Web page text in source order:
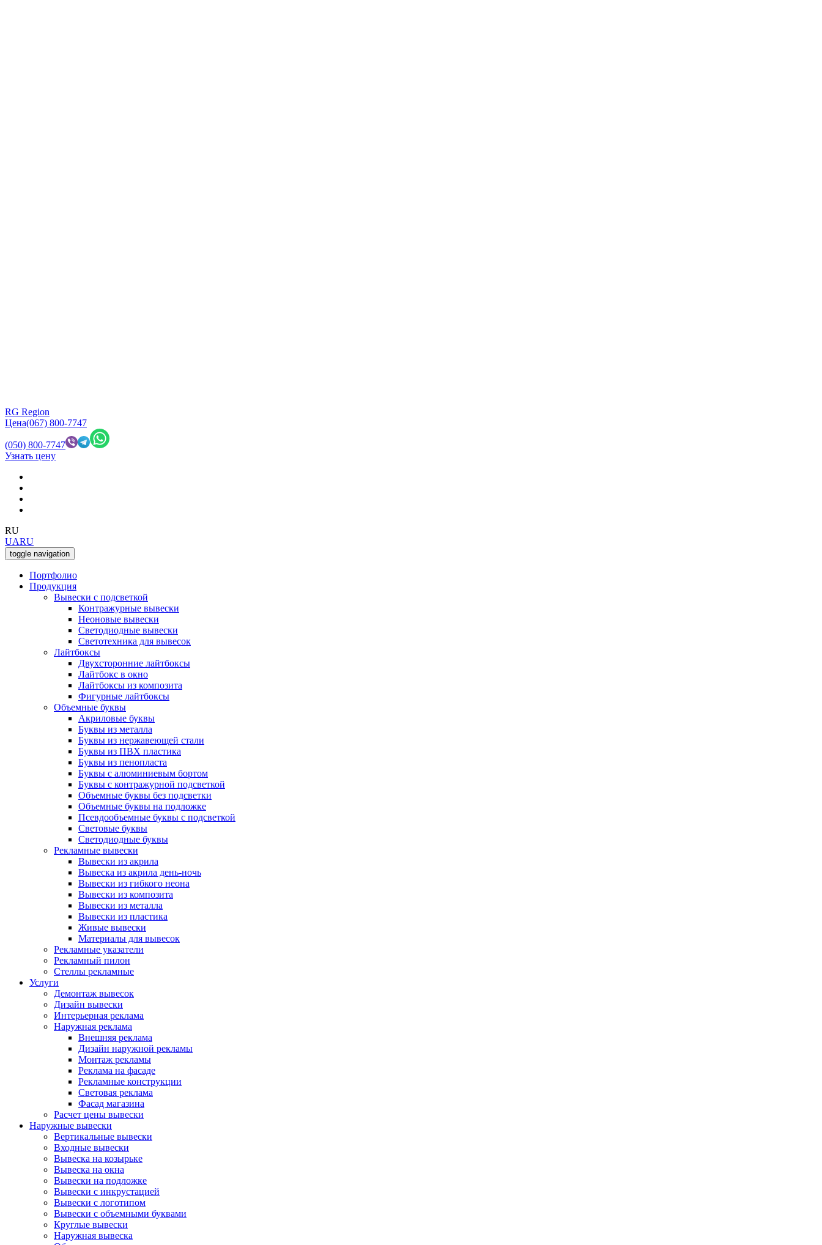
RG Region
Цена(067) 800-7747
(050) 800-7747
Узнать цену
RU
UARU
toggle navigation
Портфолио
Продукция
Вывески с подсветкой
Контражурные вывески
Неоновые вывески
Светодиодные вывески
Светотехника для вывесок
Лайтбоксы
Двухсторонние лайтбоксы
Лайтбокс в окно
Лайтбоксы из композита
Фигурные лайтбоксы
Объемные буквы
Акриловые буквы
Буквы из металла
Буквы из нержавеющей стали
Буквы из ПВХ пластика
Буквы из пенопласта
Буквы с алюминиевым бортом
Буквы с контражурной подсветкой
Объемные буквы без подсветки
Объемные буквы на подложке
Псевдообъемные буквы с подсветкой
Световые буквы
Светодиодные буквы
Рекламные вывески
Вывески из акрила
Вывеска из акрила день-ночь
Вывески из гибкого неона
Вывески из композита
Вывески из металла
Вывески из пластика
Живые вывески
Материалы для вывесок
Рекламные указатели
Рекламный пилон
Стеллы рекламные
Услуги
Демонтаж вывесок
Дизайн вывески
Интерьерная реклама
Наружная реклама
Внешняя реклама
Дизайн наружной рекламы
Монтаж рекламы
Реклама на фасаде
Рекламные конструкции
Световая реклама
Фасад магазина
Расчет цены вывески
Наружные вывески
Вертикальные вывески
Входные вывески
Вывеска на козырьке
Вывеска на окна
Вывески на подложке
Вывески с инкрустацией
Вывески с логотипом
Вывески с объемными буквами
Круглые вывески
Наружная вывеска